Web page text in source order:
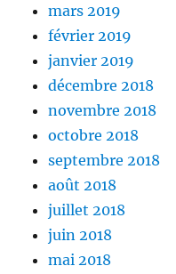
mars 2019
février 2019
janvier 2019
décembre 2018
novembre 2018
octobre 2018
septembre 2018
août 2018
juillet 2018
juin 2018
mai 2018